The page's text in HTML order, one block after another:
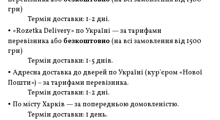
грн)
Термін доставки: 1-2 дні.
• «Rozetka Delivery» по Україні — за тарифами
перевізника або безкоштовно (на всі замовленнявід 1500
грн)
Термін доставки: 1-5 днів.
• Адресна доставка до дверей по Україні (кур'єром «Нової
Пошти») – за тарифами перевізника.
Термін доставки: 1-2 дні.
• По місту Харків — за попередньою домовленістю.
Термін доставки: 1 день.